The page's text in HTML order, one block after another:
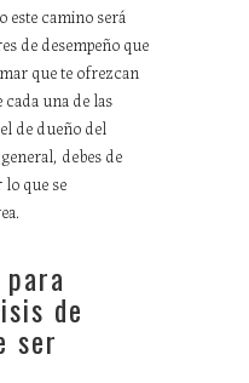
este camino será
de desempeño que
que te ofrezcan
una de las
de dueño del
debes de
que se
de
ser